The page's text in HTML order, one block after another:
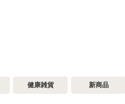
健康雑貨 新商品